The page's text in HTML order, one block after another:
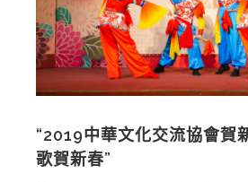
“2019中華文化交流協會
歌賀新春”